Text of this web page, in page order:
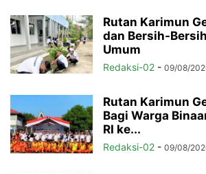
Rutan Karimun
dan Bersih-
Umum
Redaksi-02 - 09/08/
Rutan Karimun
Bagi Warga
RI ke...
Redaksi-02 - 09/08/